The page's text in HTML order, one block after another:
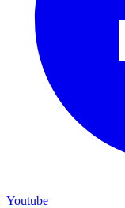
Youtube